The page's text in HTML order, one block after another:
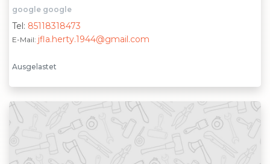
google google
Tel: 85118318473
E-Mail: jfla.herty.1944@gmail.com
Ausgelastet